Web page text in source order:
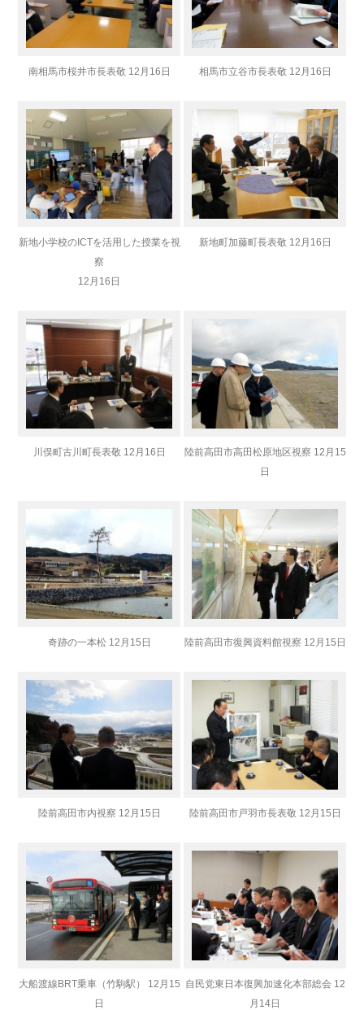
南相馬市桜井市長表敬 12月16日 相馬市立谷市長表敬 12月16日
新地小学校のICTを活用した授業を視
察
12月16日
新地町加藤町長表敬 12月16日
川俣町古川町長表敬 12月16日
陸前高田市高田松原地区視察 12月15
日
奇跡の一本松 12月15日 陸前高田市復興資料館視察 12月15日
陸前高田市内視察 12月15日 陸前高田市戸羽市長表敬 12月15日
大船渡線BRT乗車（竹駒駅） 12月15
日
自民党東日本復興加速化本部総会 12
月14日